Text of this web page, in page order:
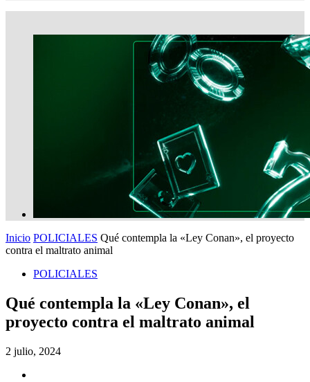
Inicio POLICIALES Qué contempla la «Ley Conan», el proyecto
contra el maltrato animal
POLICIALES
Qué contempla la «Ley Conan», el
proyecto contra el maltrato animal
2 julio, 2024